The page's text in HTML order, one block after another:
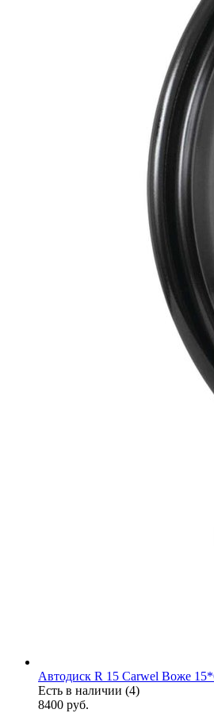
Автодиск R 15 Carwel Воже
Есть в наличии (4)
8400 руб.